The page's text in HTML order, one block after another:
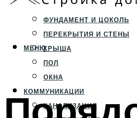
СТРОИТЕЛЬСТВО
ФУНДАМЕНТ И ЦОКОЛЬ
ПЕРЕКРЫТИЯ И СТЕНЫ
КРЫША
ПОЛ
ОКНА
КОММУНИКАЦИИ
КАНАЛИЗАЦИЯ
МЕНЮ